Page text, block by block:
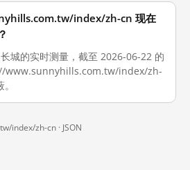
index/zh-cn 现在
城的实时测量，截至 2026-06-22 的
www.sunnyhills.com.tw/index/zh-
index/zh-cn · JSON